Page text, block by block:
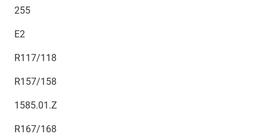
255
E2
R117/118
R157/158
1585.01.Z
R167/168